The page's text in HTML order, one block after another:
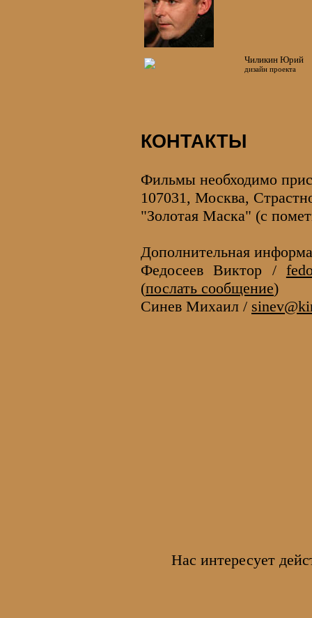
Чиликин Юрий
дизайн проекта
КОНТАКТЫ
Фильмы необходимо
107031, Москва,
"Золотая Маска" (с
Дополнительная
Федосеев Виктор /
(послать сообщение)
Синев Михаил /
Нас интересует